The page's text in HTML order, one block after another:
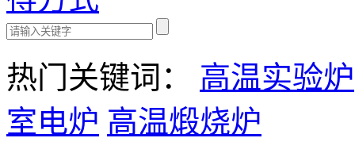
热门关键词： 高温实验炉
室电炉 高温煅烧炉